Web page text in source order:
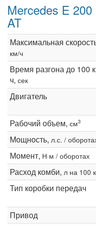
Mercedes E
AT
Максимальная
км/ч
Время разгона до 100
ч, сек
Двигатель
Рабочий объем, см3
Мощность, л.с. /
Момент, Н·м / оборотах
Расход комби, л на 100
Тип коробки передач
Привод